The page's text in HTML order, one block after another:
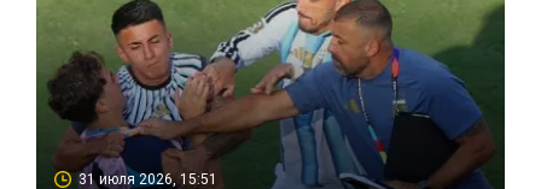
31 июля 2026, 15:51